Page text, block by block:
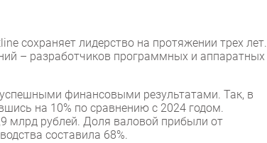
сохраняет лидерство на протяжении трех лет.
– разработчиков программных и аппаратных
финансовыми результатами. Так, в
на 10% по сравнению с 2024 годом.
млрд рублей. Доля валовой прибыли от
составила 68%.